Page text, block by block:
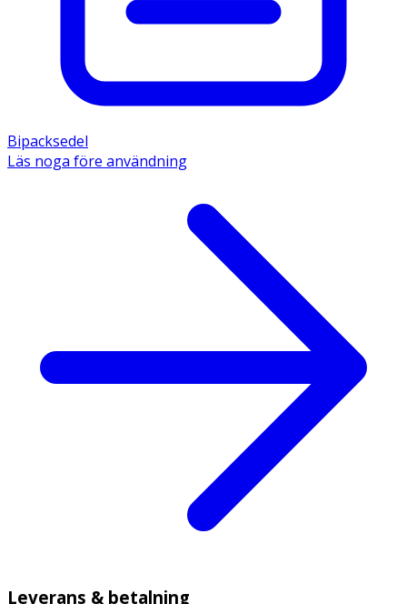
Bipacksedel
Läs noga före användning
Leverans & betalning